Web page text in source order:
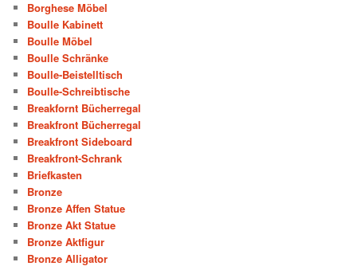
Borghese Möbel
Boulle Kabinett
Boulle Möbel
Boulle Schränke
Boulle-Beistelltisch
Boulle-Schreibtische
Breakfornt Bücherregal
Breakfront Bücherregal
Breakfront Sideboard
Breakfront-Schrank
Briefkasten
Bronze
Bronze Affen Statue
Bronze Akt Statue
Bronze Aktfigur
Bronze Alligator